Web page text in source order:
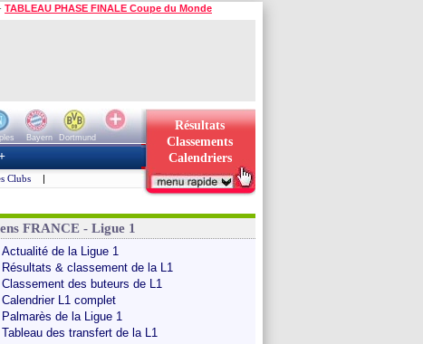
TABLEAU PHASE FINALE Coupe du Monde
Bayern
Dortmund
Résultats
Classements
Calendriers
Clubs |
FRANCE - Ligue 1
Actualité de la Ligue 1
Résultats & classement de la L1
Classement des buteurs de L1
Calendrier L1 complet
Palmarès de la Ligue 1
Tableau des transfert de la L1